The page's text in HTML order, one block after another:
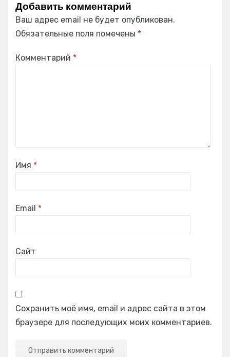
Добавить комментарий
Ваш адрес email не будет опубликован.
Обязательные поля помечены *
Комментарий *
Имя *
Email *
Сайт
Сохранить моё имя, email и адрес сайта в этом
браузере для последующих моих комментариев.